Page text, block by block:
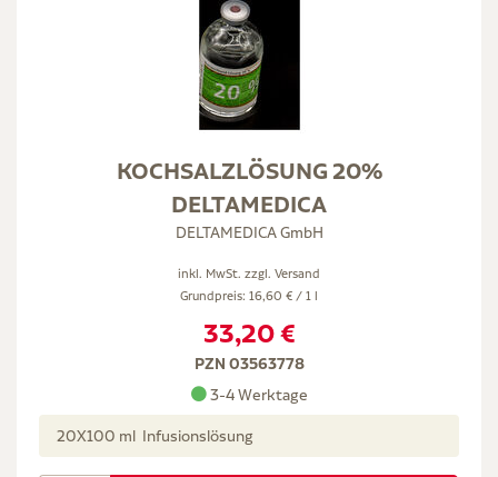
KOCHSALZLÖSUNG 20%
DELTAMEDICA
DELTAMEDICA GmbH
inkl. MwSt. zzgl. Versand
Grundpreis: 16,60 € / 1 l
33,20 €
PZN 03563778
3-4 Werktage
20X100 ml Infusionslösung